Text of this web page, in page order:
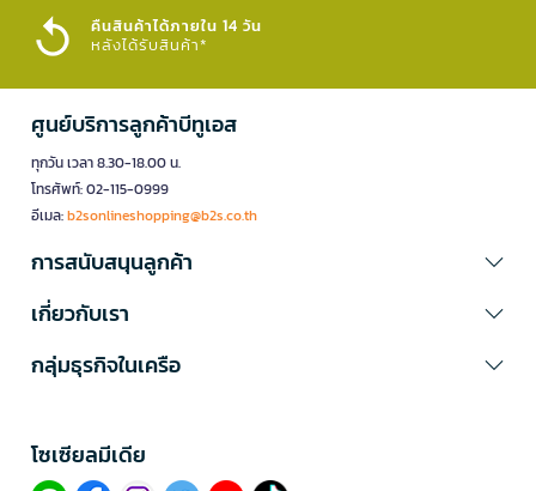
คืนสินค้าได้ภายใน 14 วัน
หลังได้รับสินค้า*
ศูนย์บริการลูกค้าบีทูเอส
ทุกวัน เวลา 8.30-18.00 น.
โทรศัพท์: 02-115-0999
อีเมล:b2sonlineshopping@b2s.co.th
การสนับสนุนลูกค้า
เกี่ยวกับเรา
กลุ่มธุรกิจในเครือ
โซเซียลมีเดีย​